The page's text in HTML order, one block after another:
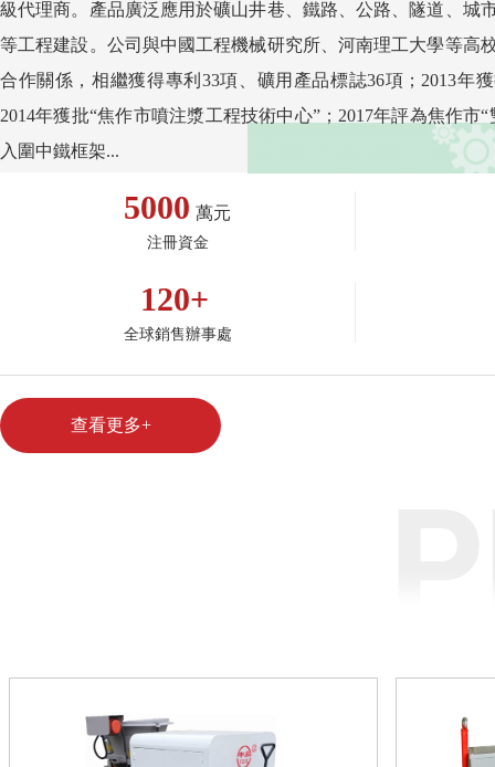
級代理商。產品廣泛應用於礦山井巷、鐵路、公路、隧道、城
等工程建設。公司與中國工程機械研究所、河南理工大學等高
合作關係，相繼獲得專利33項、礦用產品標誌36項；2013年
2014年獲批“焦作市噴注漿工程技術中心”；2017年評為焦作市
入圍中鐵框架...
5000 萬元
注冊資金
120+
全球銷售辦事處
查看更多+